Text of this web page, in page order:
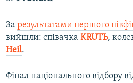
За результатами першого
вийшли: співачка KRUTЬ,
Heil.
Фінал національного відбору